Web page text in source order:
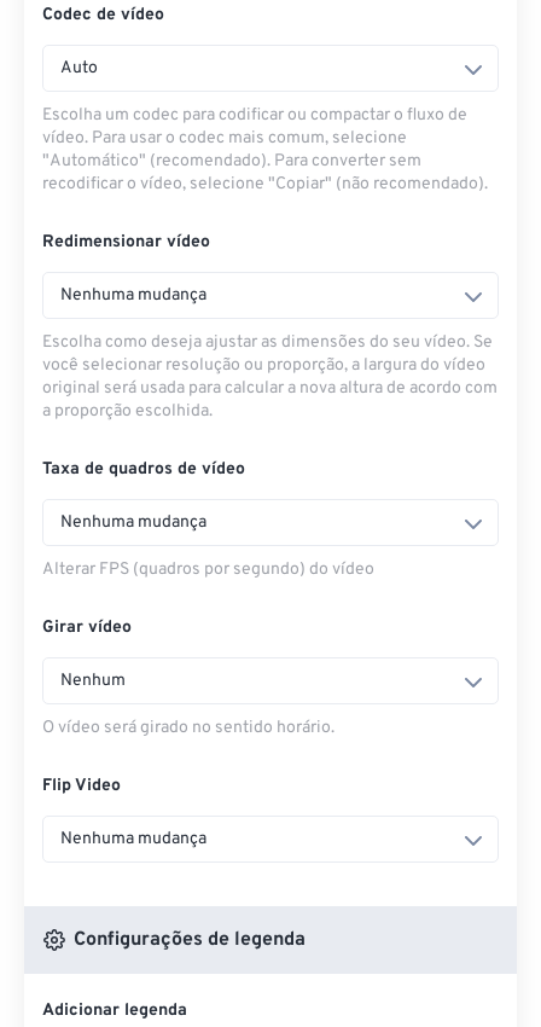
Codec de vídeo
Auto
Escolha um codec para codificar ou compactar o fluxo de
vídeo. Para usar o codec mais comum, selecione
"Automático" (recomendado). Para converter sem
recodificar o vídeo, selecione "Copiar" (não recomendado).
Redimensionar vídeo
Nenhuma mudança
Escolha como deseja ajustar as dimensões do seu vídeo. Se
você selecionar resolução ou proporção, a largura do vídeo
original será usada para calcular a nova altura de acordo com
a proporção escolhida.
Taxa de quadros de vídeo
Nenhuma mudança
Alterar FPS (quadros por segundo) do vídeo
Girar vídeo
Nenhum
O vídeo será girado no sentido horário.
Flip Video
Nenhuma mudança
Configurações de legenda
Adicionar legenda